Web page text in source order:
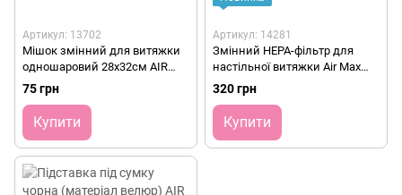
Артикул: 13702
Мішок змінний для витяжки
одношаровий 28х32см AIR
MAX
75 грн
Купити
Артикул: 14281
Змінний HEPA-фільтр для
настільної витяжки Air Max
Pantera 24
320 грн
Купити